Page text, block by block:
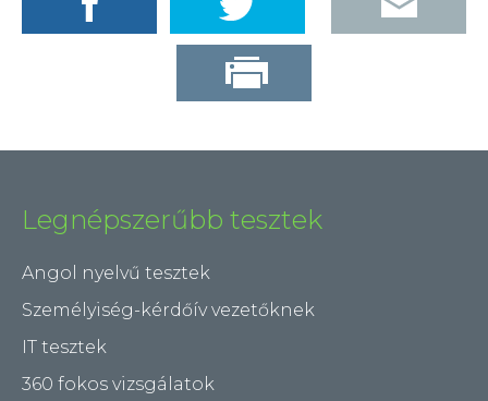
Legnépszerűbb tesztek
Angol nyelvű tesztek
Személyiség-kérdőív vezetőknek
IT tesztek
360 fokos vizsgálatok